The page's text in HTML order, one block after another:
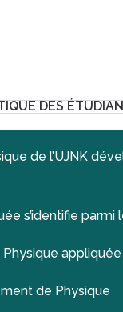
DES
de l’UJNK
s’identifie
appliquée
de Physique